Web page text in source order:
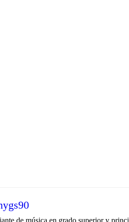
de música en grado superior y